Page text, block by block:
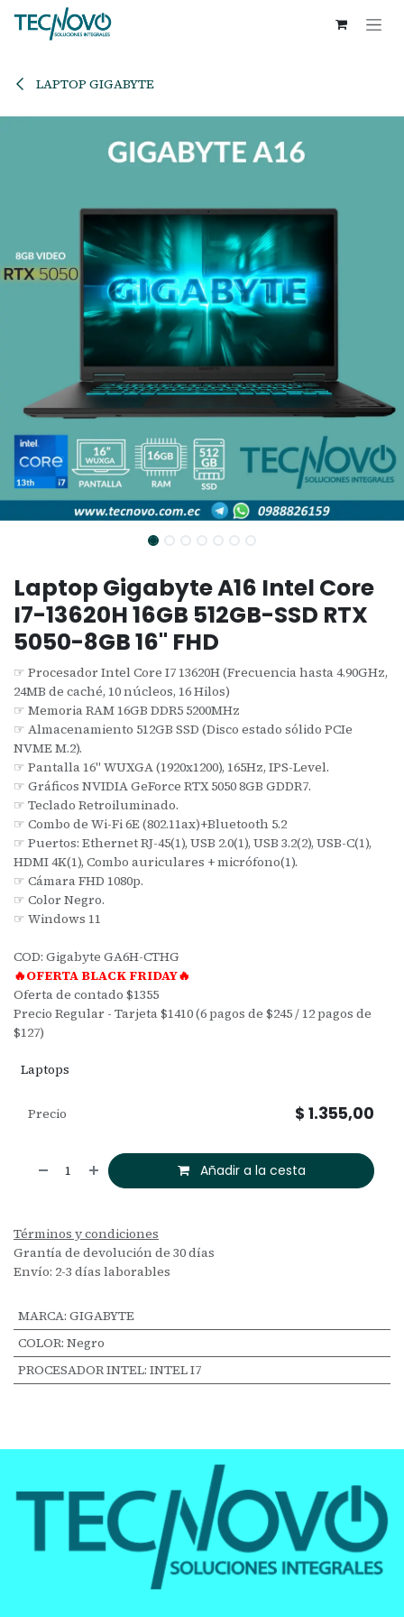
Ir al contenido
LAPTOP GIGABYTE
Laptop Gigabyte A16 Intel Core
I7-13620H 16GB 512GB-SSD RTX
5050-8GB 16" FHD
☞ Procesador Intel Core I7 13620H (Frecuencia hasta 4.90GHz,
24MB de caché, 10 núcleos, 16 Hilos)
☞ Memoria RAM 16GB DDR5 5200MHz
☞ Almacenamiento 512GB SSD (Disco estado sólido PCIe
NVME M.2).
☞ Pantalla 16" WUXGA (1920x1200), 165Hz, IPS-Level.
☞ Gráficos NVIDIA GeForce RTX 5050 8GB GDDR7.
☞ Teclado Retroiluminado.
☞ Combo de Wi-Fi 6E (802.11ax)+Bluetooth 5.2
☞ Puertos: Ethernet RJ-45(1), USB 2.0(1), USB 3.2(2), USB-C(1),
HDMI 4K(1), Combo auriculares + micrófono(1).
☞ Cámara FHD 1080p.
☞ Color Negro.
☞ Windows 11
COD: Gigabyte GA6H-CTHG
🔥OFERTA BLACK FRIDAY🔥
Oferta de contado $1355
Precio Regular - Tarjeta $1410 (6 pagos de $245 / 12 pagos de
$127)
Laptops
Añadir a la cesta
Precio $ 1.355,00
Términos y condiciones
Grantía de devolución de 30 días
Envío: 2-3 días laborables
MARCA: GIGABYTE
COLOR: Negro
PROCESADOR INTEL: INTEL I7